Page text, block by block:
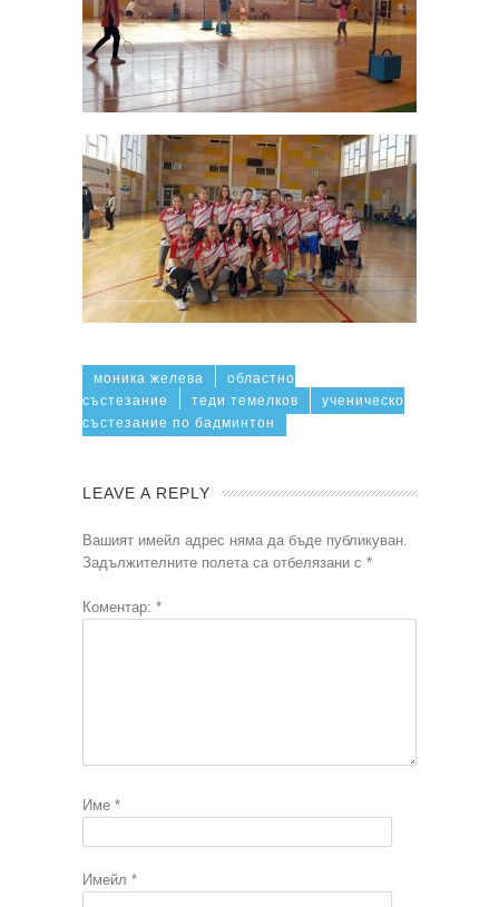
моника желева
областно
състезание
теди темелков
ученическо
състезание по бадминтон
LEAVE A REPLY
Вашият имейл адрес няма да бъде публикуван.
Задължителните полета са отбелязани с *
Коментар: *
Име *
Имейл *